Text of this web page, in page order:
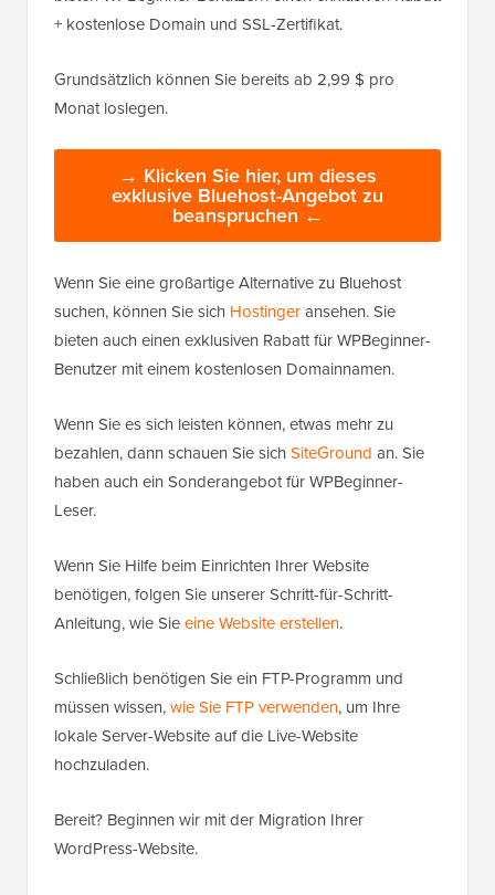
+ kostenlose Domain und SSL-Zertifikat.
Grundsätzlich können Sie bereits ab 2,99 $ pro
Monat loslegen.
→ Klicken Sie hier, um dieses
exklusive Bluehost-Angebot zu
beanspruchen ←
Wenn Sie eine großartige Alternative zu Bluehost
suchen, können Sie sich Hostingeransehen. Sie
bieten auch einen exklusiven Rabatt für WPBeginner-
Benutzer mit einem kostenlosen Domainnamen.
Wenn Sie es sich leisten können, etwas mehr zu
bezahlen, dann schauen Sie sichSiteGround an. Sie
haben auch ein Sonderangebot für WPBeginner-
Leser.
Wenn Sie Hilfe beim Einrichten Ihrer Website
benötigen, folgen Sie unserer Schritt-für-Schritt-
Anleitung, wie Sieeine Website erstellen.
Schließlich benötigen Sie ein FTP-Programm und
müssen wissen,wie Sie FTP verwenden, um Ihre
lokale Server-Website auf die Live-Website
hochzuladen.
Bereit? Beginnen wir mit der Migration Ihrer
WordPress-Website.